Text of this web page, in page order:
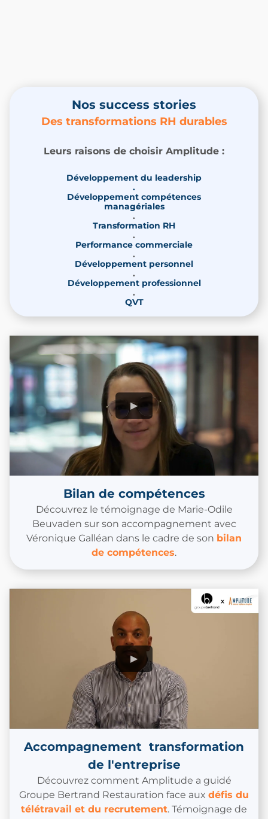
Nos success stories
Des transformations RH durables
Leurs raisons de choisir Amplitude :
Développement du leadership
.
Développement compétences
managériales
.
Transformation RH
.
Performance commerciale
.
Développement personnel
.
Développement professionnel
.
QVT
Bilan de compétences
Découvrez le témoignage de Marie-Odile
Beuvaden sur son accompagnement avec
Véronique Galléan dans le cadre de son bilan
de compétences.
Accompagnement transformation
de l'entreprise
Découvrez comment Amplitude a guidé
Groupe Bertrand Restauration face aux défis du
télétravail et du recrutement. Témoignage de